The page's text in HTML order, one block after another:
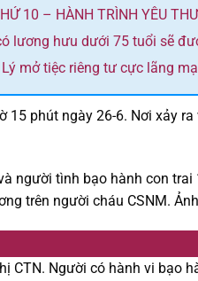
10 – HÀNH TRÌNH YÊU
lương hưu dưới 75 tuổi sẽ
mở tiệc riêng tư cực lãng
phút ngày 26-6. Nơi xảy
trên người cháu CSNM.
CTN. Người có hành vi bạo